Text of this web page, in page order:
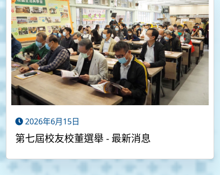
2026年6月15日
第七屆校友校董選舉 - 最新消息